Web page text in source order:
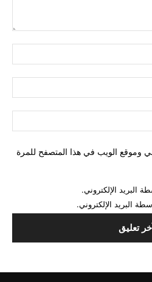
وموقع الويب في هذا المتصفح للمرة
البريد الإلكتروني.
البريد الإلكتروني.